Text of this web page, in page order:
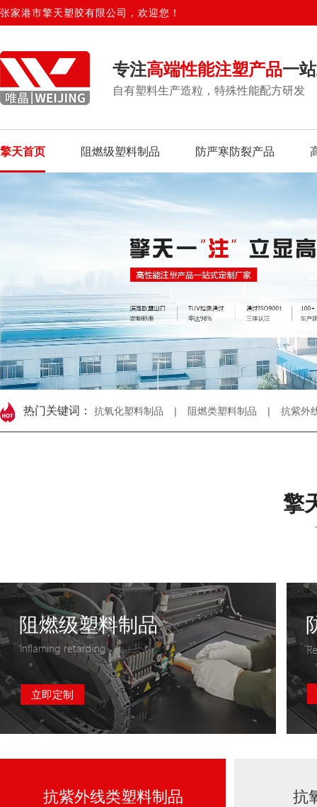
张家港市擎天塑胶有限公司，欢迎您！
专注高端性能注塑产品一
自有塑料生产造粒，特殊性能配方研发
擎天首页 阻燃级塑料制品 防严寒防裂产品
热门关键词： 抗氧化塑料制品 | 阻燃类塑料制品 | 抗紫外
擎
阻燃级塑料制品
立即定制
抗紫外线类塑料制品 抗